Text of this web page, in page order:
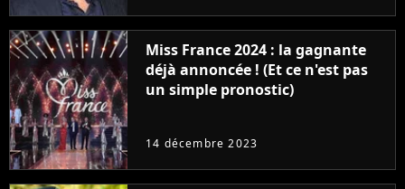
Miss France 2024 : la gagnante
déjà annoncée ! (Et ce n'est pas
un simple pronostic)
14 décembre 2023